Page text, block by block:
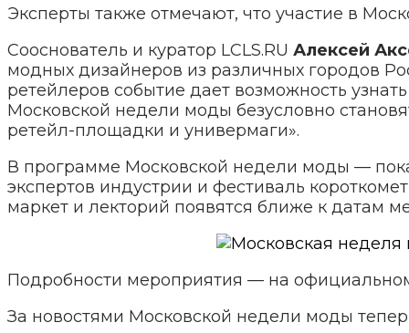
Эксперты также отмечают, что участие в
Сооснователь и куратор LCLS.RU Алексей
модных дизайнеров из различных городов
ретейлеров событие дает возможность
Московской недели моды безусловно
ретейл-площадки и универмаги».
В программе Московской недели моды —
экспертов индустрии и фестиваль
маркет и лекторий появятся ближе к датам
Подробности мероприятия — на
За новостями Московской недели моды